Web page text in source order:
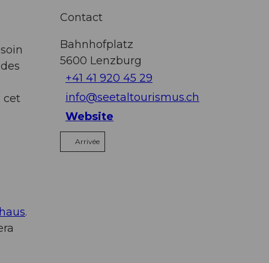
cet
.
Contact
Bahnhofplatz
5600 Lenzburg
+41 41 920 45 29
info@seetaltourismus.ch
Website
Arrivée